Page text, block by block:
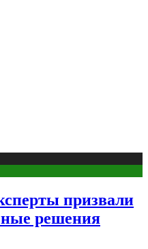
призвали
решения